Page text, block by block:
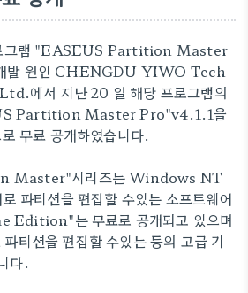
그램 "EASEUS Partition Master
원인 CHENGDU YIWO Tech
에서 지난 20 일 해당 프로그램의
Partition Master Pro"v4.1.1을
무료 공개하였습니다.
Master"시리즈는 Windows NT
파티션을 편집할 수있는 소프트웨어
Edition"는 무료로 공개되고 있으며
티션을 편집할 수있는 등의 고급 기
다.